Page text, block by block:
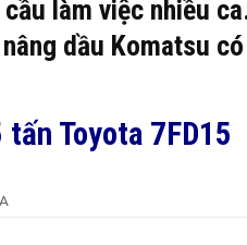
làm việc nhiều
dầu Komatsu
Toyota 7FD15